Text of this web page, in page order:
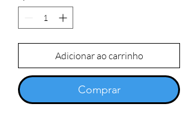
Adicionar ao carrinho
Comprar